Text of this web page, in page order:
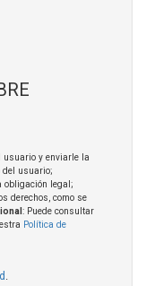
usuario y enviarle la
del usuario;
obligación legal;
derechos, como se
: Puede consultar
Política de